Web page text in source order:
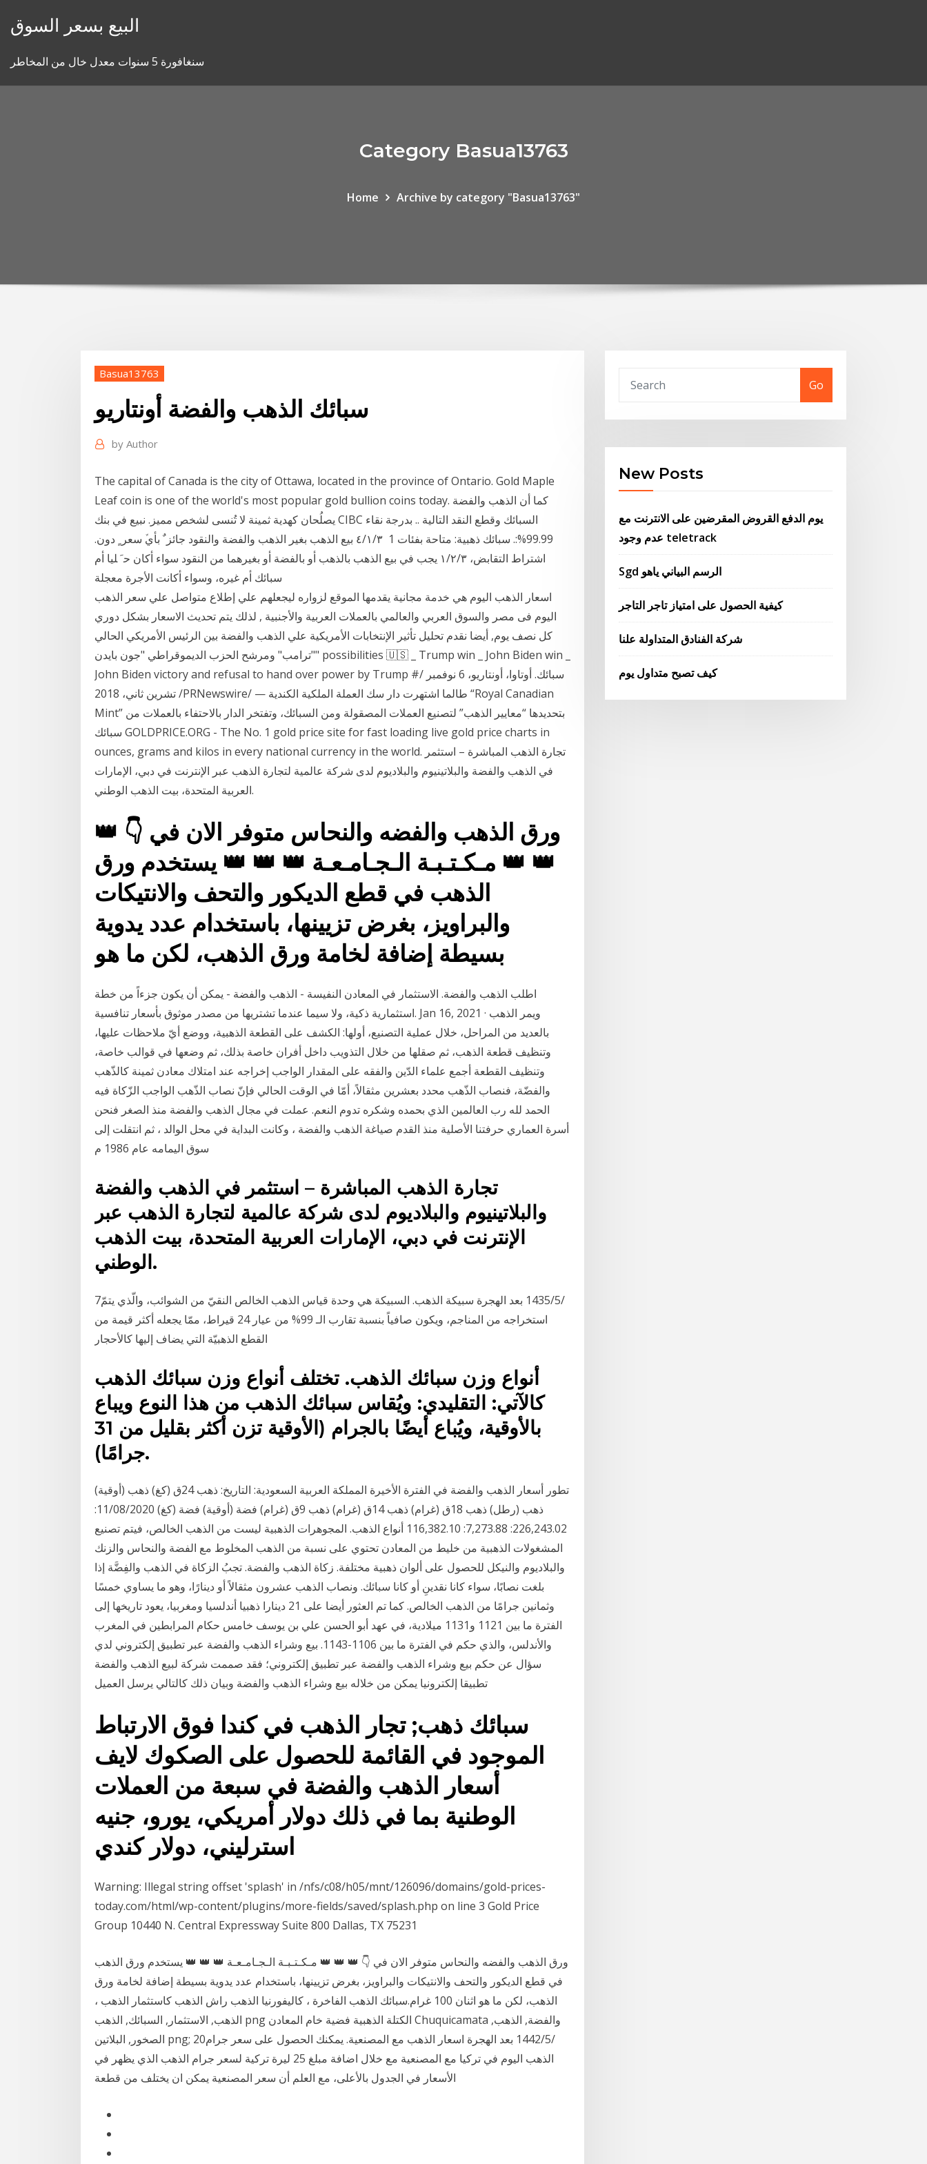
البيع بسعر السوق
سنغافورة 5 سنوات معدل خال من المخاطر
Category Basua13763
Home Archive by category "Basua13763"
Basua13763
سبائك الذهب والفضة أونتاريو
by Author
The capital of Canada is the city of Ottawa, located in the province of Ontario. Gold Maple
Leaf coin is one of the world's most popular gold bullion coins today. كما أن الذهب والفضة
يصلُحان كهدية ثمينة لا تُنسى لشخص مميز. نبيع في بنك CIBC السبائك وقطع النقد التالية .. بدرجة نقاء
99.99%:. سبائك ذهبية: متاحة بفئات 1 ٤/١/٣ ﺑﻴﻊ ﺍﻟﺬﻫﺐ ﺑﻐﻴﺮ ﺍﻟﺬﻫﺐ ﻭﺍﻟﻔﻀﺔ ﻭﺍﻟﻨﻘﻮﺩ ﺟﺎﺋﺰﹲ ﺑﺄﻱﱢ ﺳﻌﺮﹴ ﺩﻭﻥ.
ﺍﺷﺘﺮﺍﻁ ﺍﻟﺘﻘﺎﺑﺾ، ١/٢/٣ ﻳﺠﺐ ﻓﻲ ﺑﻴﻊ ﺍﻟﺬﻫﺐ ﺑﺎﻟﺬﻫﺐ ﺃﻭ ﺑﺎﻟﻔﻀﺔ ﺃﻭ ﺑﻐﻴﺮﻫﻤﺎ ﻣﻦ ﺍﻟﻨﻘﻮﺩ ﺳﻮﺍﺀ ﺃﻛﺎﻥ ﺣﹶ ﻠﻴﺎ ﺃﻡ
اسعار الذهب اليوم هي خدمة مجانية يقدمها الموقع لزواره ليجعلهم علي إطلاع متواصل علي سعر الذهب
اليوم فى مصر والسوق العربي والعالمي بالعملات العربية والأجنبية , لذلك يتم تحديث الاسعار بشكل دوري
كل نصف يوم, أيضا نقدم تحليل تأثير الإنتخابات الأمريكية علي الذهب والفضة بين الرئيس الأمريكي الحالي
"ترامب" ومرشح الحزب الديموقراطي "جون بايدن" possibilities 🇺🇸 _ Trump win _ John Biden win _
John Biden victory and refusal to hand over power by Trump #سبائك. أوتاوا، أونتاريو، 6 نوفمبر /
تشرين ثاني، 2018 /PRNewswire/ — طالما اشتهرت دار سك العملة الملكية الكندية “Royal Canadian
Mint” بتحديدها “معايير الذهب” لتصنيع العملات المصقولة ومن السبائك، وتفتخر الدار بالاحتفاء بالعملات من
سبائك GOLDPRICE.ORG - The No. 1 gold price site for fast loading live gold price charts in
ounces, grams and kilos in every national currency in the world. تجارة الذهب المباشرة – استثمر
في الذهب والفضة والبلاتينيوم والبلاديوم لدى شركة عالمية لتجارة الذهب عبر الإنترنت في دبي، الإمارات
العربية المتحدة، بيت الذهب الوطني.
ورق الذهب والفضه والنحاس متوفر الان في 👇 👑
👑 👑 مـكـتـبـة الـجـامـعـة 👑 👑 👑 يستخدم ورق
الذهب في قطع الديكور والتحف والانتيكات
والبراويز، بغرض تزيينها، باستخدام عدد يدوية
بسيطة إضافة لخامة ورق الذهب، لكن ما هو
اطلب الذهب والفضة. الاستثمار في المعادن النفيسة - الذهب والفضة - يمكن أن يكون جزءاً من خطة
استثمارية ذكية، ولا سيما عندما تشتريها من مصدر موثوق بأسعار تنافسية. Jan 16, 2021 · ويمر الذهب
بالعديد من المراحل، خلال عملية التصنيع، أولها: الكشف على القطعة الذهبية، ووضع أيّ ملاحظات عليها،
وتنظيف قطعة الذهب، ثم صقلها من خلال التذويب داخل أفران خاصة بذلك، ثم وضعها في قوالب خاصة،
وتنظيف القطعة أجمع علماء الدّين والفقه على المقدار الواجب إخراجه عند امتلاك معادن ثمينة كالذّهب
والفضّة، فنصاب الذّهب محدد بعشرين مثقالاً، أمّا في الوقت الحالي فإنّ نصاب الذّهب الواجب الزّكاة فيه
الحمد لله رب العالمين الذي بحمده وشكره تدوم النعم. عملت في مجال الذهب والفضة منذ الصغر فنحن
أسرة العماري حرفتنا الأصلية منذ القدم صياغة الذهب والفضة ، وكانت البداية في محل الوالد ، ثم انتقلت إلى
سوق اليمامه عام 1986 م
تجارة الذهب المباشرة – استثمر في الذهب والفضة
والبلاتينيوم والبلاديوم لدى شركة عالمية لتجارة الذهب عبر
الإنترنت في دبي، الإمارات العربية المتحدة، بيت الذهب
الوطني.
7‏‏/5‏‏/1435 بعد الهجرة سبيكة الذهب. السبيكة هي وحدة قياس الذهب الخالص النقيّ من الشوائب، والّذي يتمّ
استخراجه من المناجم، ويكون صافياً بنسبة تقارب الـ 99% من عيار 24 قيراط، ممّا يجعله أكثر قيمة من
القطع الذهبيّة التي يضاف إليها كالأحجار
أنواع وزن سبائك الذهب. تختلف أنواع وزن سبائك الذهب
كالآتي: التقليدي: ويُقاس سبائك الذهب من هذا النوع ويباع
بالأوقية، ويُباع أيضًا بالجرام (الأوقية تزن أكثر بقليل من 31
جرامًا).
تطور أسعار الذهب والفضة في الفترة الأخيرة المملكة العربية السعودية: التاريخ: ذهب 24ق (كغ) ذهب (أوقية)
ذهب (رطل) ذهب 18ق (غرام) ذهب 14ق (غرام) ذهب 9ق (غرام) فضة (أوقية) فضة (كغ) 11/08/2020:
226,243.02: 7,273.88: 116,382.10 أنواع الذهب. المجوهرات الذهبية ليست من الذهب الخالص، فيتم تصنيع
المشغولات الذهبية من خليط من المعادن تحتوي على نسبة من الذهب المخلوط مع الفضة والنحاس والزنك
والبلاديوم والنيكل للحصول على ألوان ذهبية مختلفة. زكاة الذهب والفضة. تجبُ الزكاة في الذهب والفِضَّة إذا
بلغت نصابًا، سواء كانا نقدينِ أو كانا سبائك. ونصاب الذهب عشرون مثقالاً أو دينارًا، وهو ما يساوي خمسًا
وثمانين جرامًا من الذهب الخالص. كما تم العثور أيضا على 21 دينارا ذهبيا أندلسيا ومغربيا، يعود تاريخها إلى
الفترة ما بين 1121 و1131 ميلادية، في عهد أبو الحسن علي بن يوسف خامس حكام المرابطين في المغرب
والأندلس، والذي حكم في الفترة ما بين 1106-1143. بيع وشراء الذهب والفضة عبر تطبيق إلكتروني لدي
سؤال عن حكم بيع وشراء الذهب والفضة عبر تطبيق إلكتروني؛ فقد صممت شركة لبيع الذهب والفضة
تطبيقا إلكترونيا يمكن من خلاله بيع وشراء الذهب والفضة وبيان ذلك كالتالي يرسل العميل
سبائك ذهب; تجار الذهب في كندا فوق الارتباط
الموجود في القائمة للحصول على الصكوك لايف
أسعار الذهب والفضة في سبعة من العملات
الوطنية بما في ذلك دولار أمريكي، يورو، جنيه
استرليني، دولار كندي
Warning: Illegal string offset 'splash' in /nfs/c08/h05/mnt/126096/domains/gold-prices-
today.com/html/wp-content/plugins/more-fields/saved/splash.php on line 3 Gold Price
Group 10440 N. Central Expressway Suite 800 Dallas, TX 75231
ورق الذهب والفضه والنحاس متوفر الان في 👇 👑 👑 👑 مـكـتـبـة الـجـامـعـة 👑 👑 👑 يستخدم ورق الذهب
في قطع الديكور والتحف والانتيكات والبراويز، بغرض تزيينها، باستخدام عدد يدوية بسيطة إضافة لخامة ورق
الذهب، لكن ما هو اثنان 100 غرام.سبائك الذهب الفاخرة ، كاليفورنيا الذهب راش الذهب كاستثمار الذهب ،
الذهب, الاستثمار, السبائك, الذهب png الكتلة الذهبية فضية خام المعادن Chuquicamata والفضة, الذهب,
الصخور, البلاتين png; 20‏‏/5‏‏/1442 بعد الهجرة اسعار الذهب مع المصنعية. يمكنك الحصول على سعر جرام
الذهب اليوم في تركيا مع المصنعية مع خلال اضافة مبلغ 25 ليرة تركية لسعر جرام الذهب الذي يظهر في
الأسعار في الجدول بالأعلى، مع العلم أن سعر المصنعية يمكن ان يختلف من قطعة
Go
New Posts
يوم الدفع القروض المقرضين على الانترنت مع
عدم وجود teletrack
Sgd الرسم البياني ياهو
كيفية الحصول على امتياز تاجر التاجر
شركة الفنادق المتداولة علنا
كيف تصبح متداول يوم